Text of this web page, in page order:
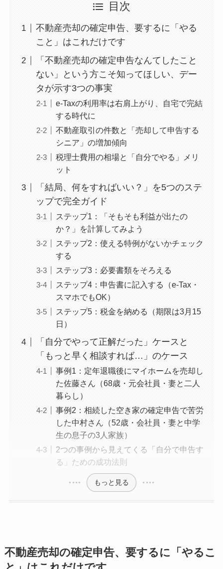
目次
不動産売却の確定申告、要するに「やる
こと」はこれだけです
「不動産売却の確定申告なんてしたこと
ない」という方こそ知ってほしい、デー
タが示す3つの事実
e-Taxの利用率は右肩上がり、自宅で完結
する時代に
不動産取引の件数と「売却して申告する
シニア」の増加傾向
税理士費用の相場と「自分でやる」メリ
ット
「結局、何をすればいい？」を5つのステ
ップで完全ガイド
ステップ1：「そもそも利益が出たの
か？」を計算してみよう
ステップ2：使える特例がないかチェック
する
ステップ3：必要書類をそろえる
ステップ4：申告書に記入する（e-Tax・
スマホでもOK）
ステップ5：税金を納める（期限は3月15
日）
「自分でやって正解だった」ケースと
「もっと早く相談すれば…」のケース
事例1：定年退職後にマイホームを売却し
た佐藤さん（68歳・元会社員・妻と二人
暮らし）
事例2：相続した空き家の確定申告で苦労
した中村さん（52歳・会社員・妻と中学
生の息子の3人家族）
2つの事例から見えてくる「自分で申告す
る」ための成功法則
もっと見る
不動産売却の確定申告、要するに「やるこ